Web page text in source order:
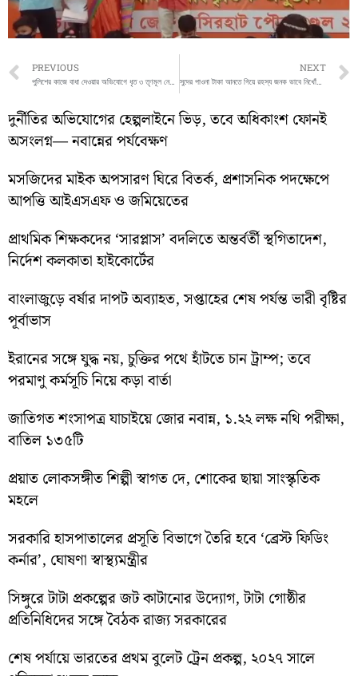
Prev
PREVIOUS
পুলিশের কাজে বাধা দেওয়ার অভিযোগে ধৃত ৩ তৃণমূল নেতা-কর্মী
NEXT
সুদের পাওনা টাকা আনতে গিয়ে রহস্য জনক ভাবে নিখোঁজ মহিলা
দুর্নীতির অভিযোগের হেল্পলাইনে ভিড়, তবে অধিকাংশ ফোনই
অসংলগ্ন— নবান্নের পর্যবেক্ষণ
মসজিদের মাইক অপসারণ ঘিরে বিতর্ক, প্রশাসনিক পদক্ষেপে
আপত্তি আইএসএফ ও জমিয়েতের
প্রাথমিক শিক্ষকদের ‘সারপ্লাস’ বদলিতে অন্তর্বর্তী স্থগিতাদেশ,
নির্দেশ কলকাতা হাইকোর্টের
বাংলাজুড়ে বর্ষার দাপট অব্যাহত, সপ্তাহের শেষ পর্যন্ত ভারী বৃষ্টির
পূর্বাভাস
ইরানের সঙ্গে যুদ্ধ নয়, চুক্তির পথে হাঁটতে চান ট্রাম্প; তবে
পরমাণু কর্মসূচি নিয়ে কড়া বার্তা
জাতিগত শংসাপত্র যাচাইয়ে জোর নবান্ন, ১.২২ লক্ষ নথি পরীক্ষা,
বাতিল ১৩৫টি
প্রয়াত লোকসঙ্গীত শিল্পী স্বাগত দে, শোকের ছায়া সাংস্কৃতিক
মহলে
সরকারি হাসপাতালের প্রসূতি বিভাগে তৈরি হবে ‘ব্রেস্ট ফিডিং
কর্নার’, ঘোষণা স্বাস্থ্যমন্ত্রীর
সিঙ্গুরে টাটা প্রকল্পের জট কাটানোর উদ্যোগ, টাটা গোষ্ঠীর
প্রতিনিধিদের সঙ্গে বৈঠক রাজ্য সরকারের
শেষ পর্যায়ে ভারতের প্রথম বুলেট ট্রেন প্রকল্প, ২০২৭ সালে